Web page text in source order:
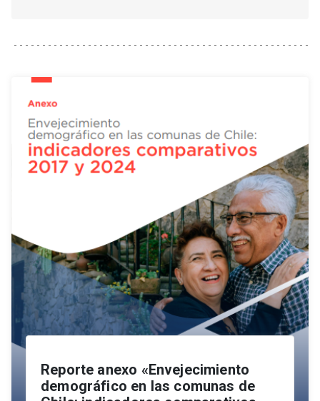
Reporte anexo «Envejecimiento
demográfico en las comunas de